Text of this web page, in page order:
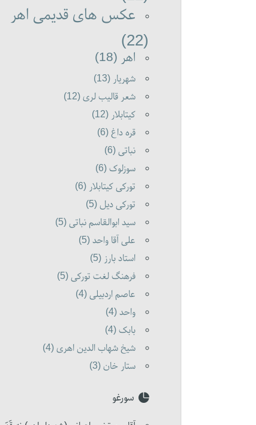
عکس های قدیمی اهر
(22)
اهر (18)
شهریار (13)
شعر قالیب لری (12)
کیتابلار (12)
قره داغ (6)
نباتی (6)
سوزلوک (6)
تورکی کیتابلار (6)
تورکی دیل (5)
سید ابوالقاسم نباتی (5)
علی آقا واحد (5)
استاد بارز (5)
فرهنگ لغت تورکی (5)
عاصم اردبیلی (4)
واحد (4)
بابک (4)
شیخ شهاب الدین اهری (4)
ستار خان (3)
سورغو